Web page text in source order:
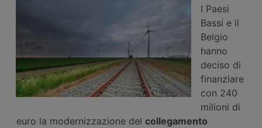
I Paesi
Bassi e il
Belgio
hanno
deciso di
finanziare
con 240
milioni di
euro la modernizzazione del collegamento